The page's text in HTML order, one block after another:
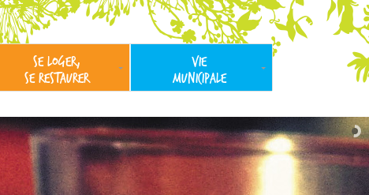
SE LOGER,
SE RESTAURER
VIE
MUNICIPALE